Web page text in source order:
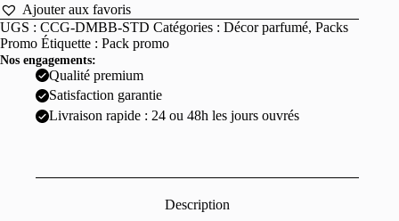
Musc
Blanc
+
Bougie
Ajouter aux favoris
UGS : CCG-DMBB-STD Catégories : Décor parfumé, Packs
Promo Étiquette : Pack promo
Nos engagements:
Qualité premium
Satisfaction garantie
Livraison rapide : 24 ou 48h les jours ouvrés
Description